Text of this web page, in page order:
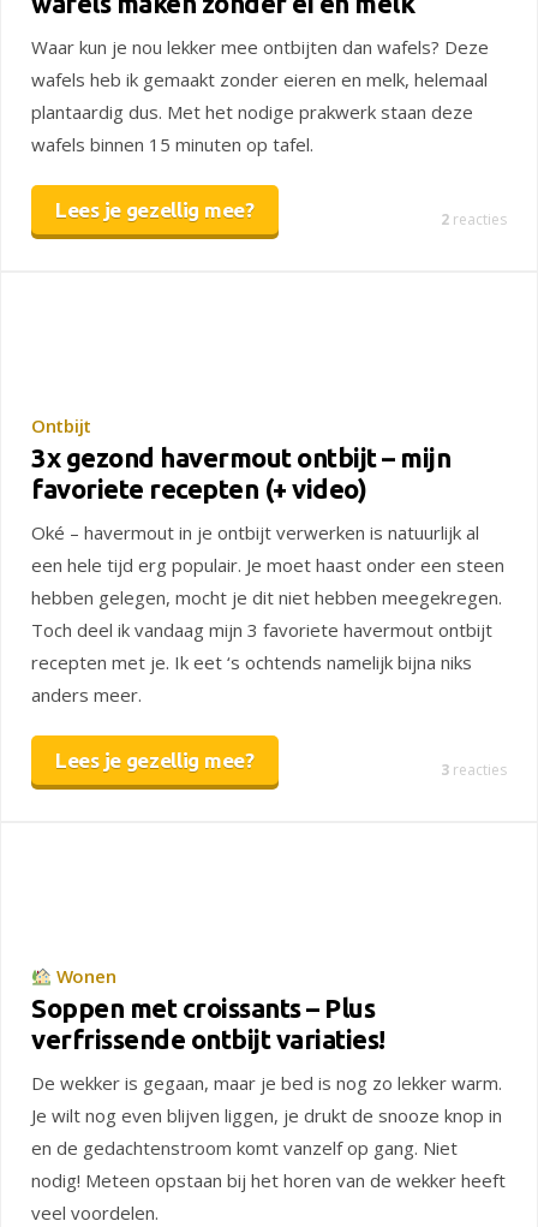
Waar kun je nou lekker mee ontbijten dan wafels? Deze
wafels heb ik gemaakt zonder eieren en melk, helemaal
plantaardig dus. Met het nodige prakwerk staan deze
wafels binnen 15 minuten op tafel.
Lees je gezellig mee? 2 reacties
Ontbijt
3x gezond havermout ontbijt – mijn
favoriete recepten (+ video)
Oké – havermout in je ontbijt verwerken is natuurlijk al
een hele tijd erg populair. Je moet haast onder een steen
hebben gelegen, mocht je dit niet hebben meegekregen.
Toch deel ik vandaag mijn 3 favoriete havermout ontbijt
recepten met je. Ik eet ‘s ochtends namelijk bijna niks
anders meer.
Lees je gezellig mee? 3 reacties
Wonen
Soppen met croissants – Plus
verfrissende ontbijt variaties!
De wekker is gegaan, maar je bed is nog zo lekker warm.
Je wilt nog even blijven liggen, je drukt de snooze knop in
en de gedachtenstroom komt vanzelf op gang. Niet
nodig! Meteen opstaan bij het horen van de wekker heeft
veel voordelen.